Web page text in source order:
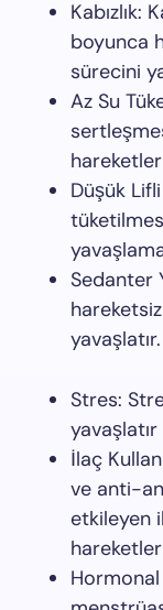
Kabızlık:
boyunca
sürecini
Az Su
Düşük
Sedanter
yavaşlatır.
Stres:
İlaç
ve anti-
etkileyen
Hormonal